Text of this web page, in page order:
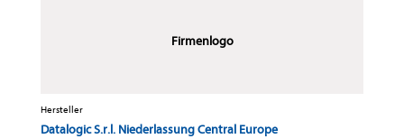
Firmenlogo
Hersteller
Datalogic S.r.l. Niederlassung Central Europe